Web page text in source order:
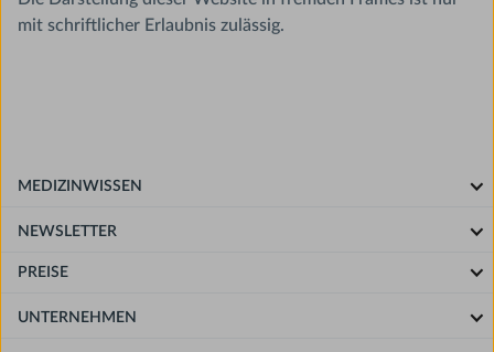
mit schriftlicher Erlaubnis zulässig.
MEDIZINWISSEN
NEWSLETTER
PREISE
UNTERNEHMEN